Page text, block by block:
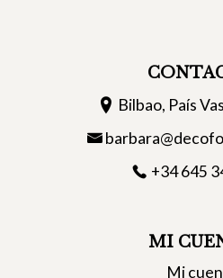
Bilbao, País
+34 645
MI
Mi